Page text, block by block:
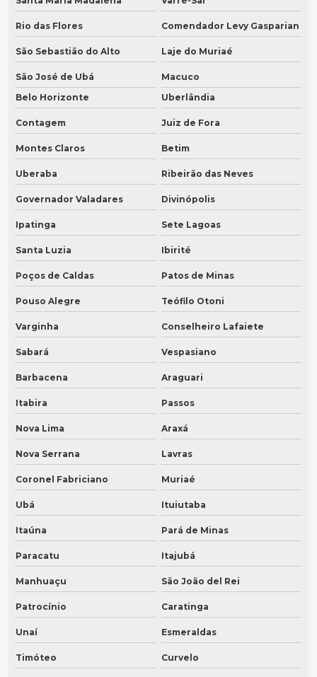
Rio das Flores Comendador Levy Gasparian
São Sebastião do Alto Laje do Muriaé
São José de Ubá
Macuco
Belo Horizonte
Uberlândia
Contagem Juiz de Fora
Montes Claros Betim
Uberaba Ribeirão das Neves
Governador Valadares Divinópolis
Ipatinga Sete Lagoas
Santa Luzia Ibirité
Poços de Caldas Patos de Minas
Pouso Alegre Teófilo Otoni
Varginha Conselheiro Lafaiete
Sabará Vespasiano
Barbacena Araguari
Itabira Passos
Nova Lima Araxá
Nova Serrana Lavras
Coronel Fabriciano Muriaé
Ubá Ituiutaba
Itaúna Pará de Minas
Paracatu Itajubá
Manhuaçu São João del Rei
Patrocínio Caratinga
Unaí Esmeraldas
Timóteo Curvelo